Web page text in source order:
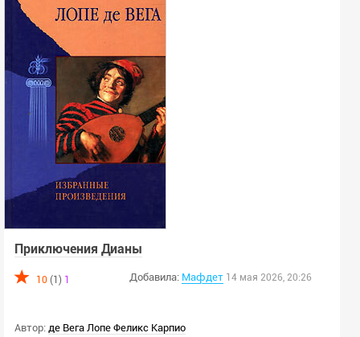
Приключения Дианы
10 (1) 1 Добавила: Мафдет 14 мая 2026, 20:26
Автор: де Вега Лопе Феликс Карпио